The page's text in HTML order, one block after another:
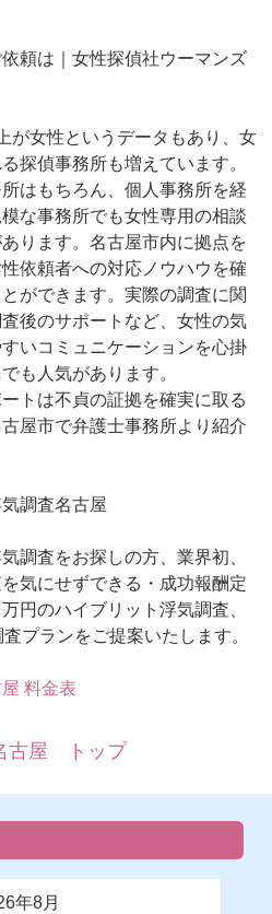
頼は｜女性探偵社ウーマンズ
が女性というデータもあり、女
探偵事務所も増えています。
はもちろん、個人事務所を経
な事務所でも女性専用の相談
ります。名古屋市内に拠点を
依頼者への対応ノウハウを確
ができます。実際の調査に関
後のサポートなど、女性の気
いコミュニケーションを心掛
も人気があります。
トは不貞の証拠を確実に取る
屋市で弁護士事務所より紹介
調査名古屋
調査をお探しの方、業界初、
気にせずできる・成功報酬定
円のハイブリット浮気調査、
プランをご提案いたします。
料金表
古屋 トップ
年8月